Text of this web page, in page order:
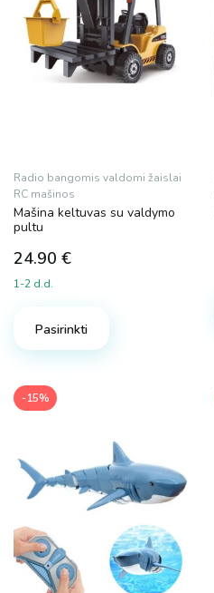
Radio bangomis valdomi žaislai
RC mašinos
Mašina keltuvas su valdymo
pultu
24.90 €
1-2 d.d.
Pasirinkti
-15%